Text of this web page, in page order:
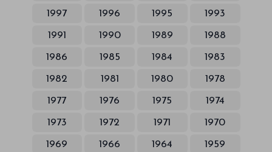
1997 1996 1995 1993
1991 1990 1989 1988
1986 1985 1984 1983
1982 1981 1980 1978
1977 1976 1975 1974
1973 1972 1971 1970
1969 1966 1964 1959